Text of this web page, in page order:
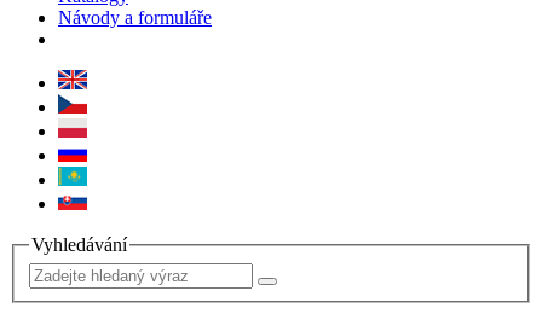
Návody a formuláře
Vyhledávání